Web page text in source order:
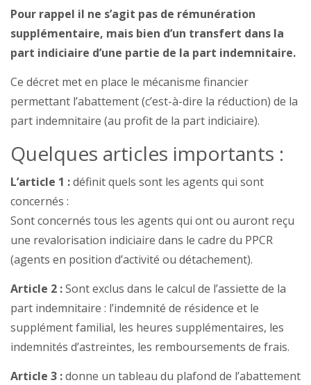
Pour rappel il ne s’agit pas de rémunération
supplémentaire, mais bien d’un transfert dans la
part indiciaire d’une partie de la part indemnitaire.
Ce décret met en place le mécanisme financier
permettant l’abattement (c’est-à-dire la réduction) de la
part indemnitaire (au profit de la part indiciaire).
Quelques articles importants :
L’article 1 :définit quels sont les agents qui sont
concernés :
Sont concernés tous les agents qui ont ou auront reçu
une revalorisation indiciaire dans le cadre du PPCR
(agents en position d’activité ou détachement).
Article 2 :Sont exclus dans le calcul de l’assiette de la
part indemnitaire : l’indemnité de résidence et le
supplément familial, les heures supplémentaires, les
indemnités d’astreintes, les remboursements de frais.
Article 3 :donne un tableau du plafond de l’abattement